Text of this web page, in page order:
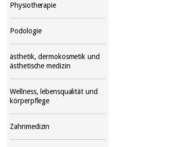
Physiotherapie
Podologie
ästhetik, dermokosmetik und
ästhetische medizin
Wellness, lebensqualität und
körperpflege
Zahnmedizin